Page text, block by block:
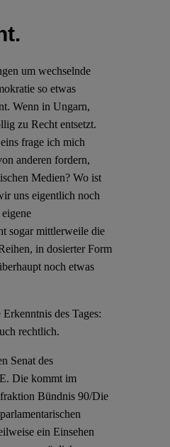
um wechselnde
so etwas
Wenn in Ungarn,
zu Recht entsetzt.
frage ich mich
anderen fordern,
Medien? Wo ist
uns eigentlich noch
sogar mittlerweile die
in dosierter Form
noch etwas
des Tages:
rechtlich.
Senat des
Die kommt im
Bündnis 90/Die
ein Einsehen